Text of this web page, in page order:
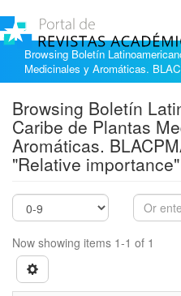
Browsing Boletín
Medicinales y Aromáticas.
Browsing Boletín
Caribe de Plantas
Aromáticas.
"Relative importance"
Now showing items 1-1 of 1